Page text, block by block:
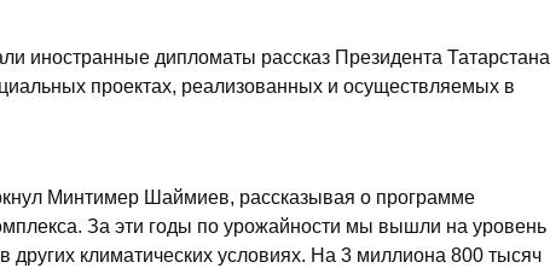
иностранные дипломаты рассказ Президента Татарстана
проектах, реализованных и осуществляемых в
Минтимер Шаймиев, рассказывая о программе
За эти годы по урожайности мы вышли на уровень
других климатических условиях. На 3 миллиона 800 тысяч